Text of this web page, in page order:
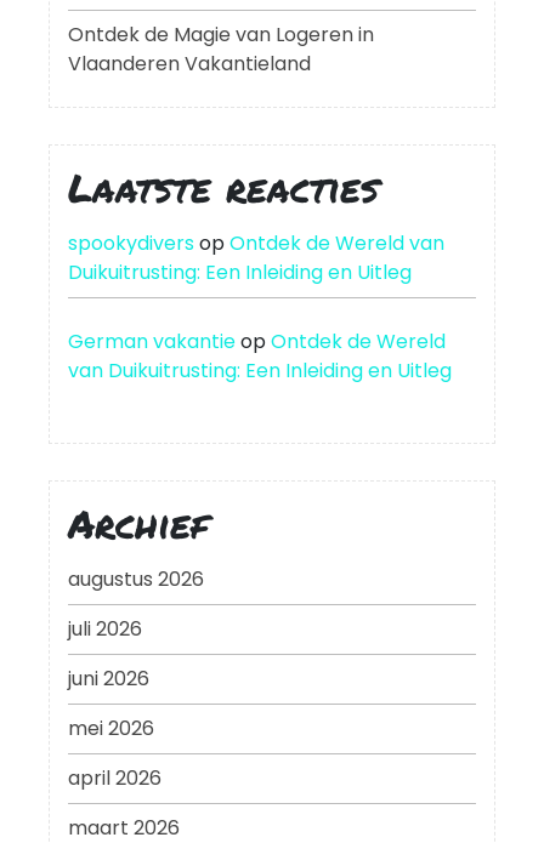
Ontdek de Magie van Logeren in
Vlaanderen Vakantieland
Laatste reacties
spookydiversopOntdek de Wereld van
Duikuitrusting: Een Inleiding en Uitleg
German vakantieopOntdek de Wereld
van Duikuitrusting: Een Inleiding en Uitleg
Archief
augustus 2026
juli 2026
juni 2026
mei 2026
april 2026
maart 2026